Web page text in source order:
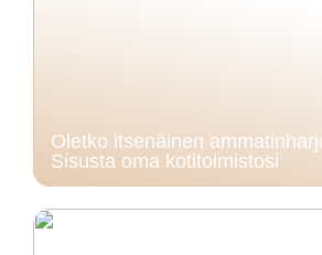
Oletko itsenäinen
Sisusta oma kotitoimistosi